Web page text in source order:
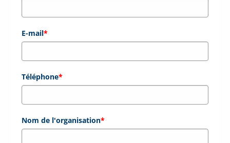
E-mail*
Téléphone*
Nom de l'organisation*